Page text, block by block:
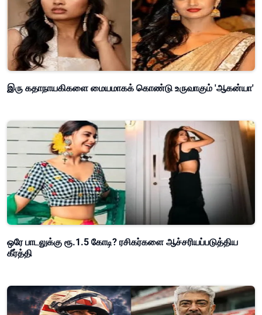
இரு கதாநாயகிகளை மையமாகக் கொண்டு உருவாகும் 'ஆகன்யா'
ஒரே பாடலுக்கு ரூ.1.5 கோடி? ரசிகர்களை ஆச்சரியப்படுத்திய
கீர்த்தி